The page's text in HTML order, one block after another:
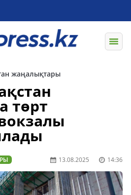
жаңалықтары
төрт
13.08.2025 14:36